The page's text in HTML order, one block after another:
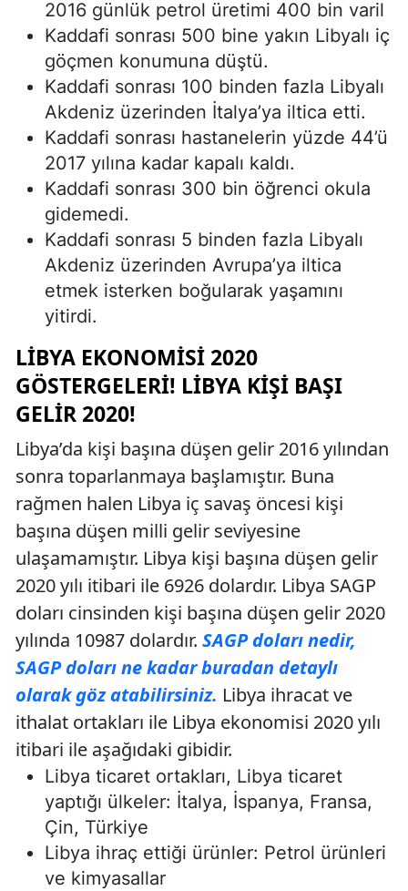
2016 günlük petrol üretimi 400 bin varil
Kaddafi sonrası 500 bine yakın Libyalı iç
göçmen konumuna düştü.
Kaddafi sonrası 100 binden fazla Libyalı
Akdeniz üzerinden İtalya’ya iltica etti.
Kaddafi sonrası hastanelerin yüzde 44’ü
2017 yılına kadar kapalı kaldı.
Kaddafi sonrası 300 bin öğrenci okula
gidemedi.
Kaddafi sonrası 5 binden fazla Libyalı
Akdeniz üzerinden Avrupa’ya iltica
etmek isterken boğularak yaşamını
yitirdi.
LIBYA EKONOMISI 2020
GÖSTERGELERI! LIBYA KIŞI BAŞI
GELIR 2020!
Libya’da kişi başına düşen gelir 2016 yılından
sonra toparlanmaya başlamıştır. Buna
rağmen halen Libya iç savaş öncesi kişi
başına düşen milli gelir seviyesine
ulaşamamıştır. Libya kişi başına düşen gelir
2020 yılı itibari ile 6926 dolardır. Libya SAGP
doları cinsinden kişi başına düşen gelir 2020
yılında 10987 dolardır. SAGP doları nedir,
SAGP doları ne kadar buradan detaylı
olarak göz atabilirsiniz. Libya ihracat ve
ithalat ortakları ile Libya ekonomisi 2020 yılı
itibari ile aşağıdaki gibidir.
Libya ticaret ortakları, Libya ticaret
yaptığı ülkeler: İtalya, İspanya, Fransa,
Çin, Türkiye
Libya ihraç ettiği ürünler: Petrol ürünleri
ve kimyasallar